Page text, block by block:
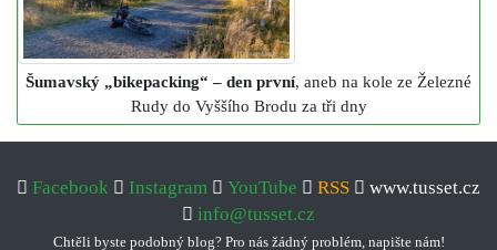
Šumavský „bikepacking“ – den první, aneb na kole ze Železné
Rudy do Vyššího Brodu za tři dny
Facebook Instagram YouTube RSS
www.tusset.cz
info@tusset.cz
Chtěli byste podobný blog? Pro nás žádný problém, napište nám!